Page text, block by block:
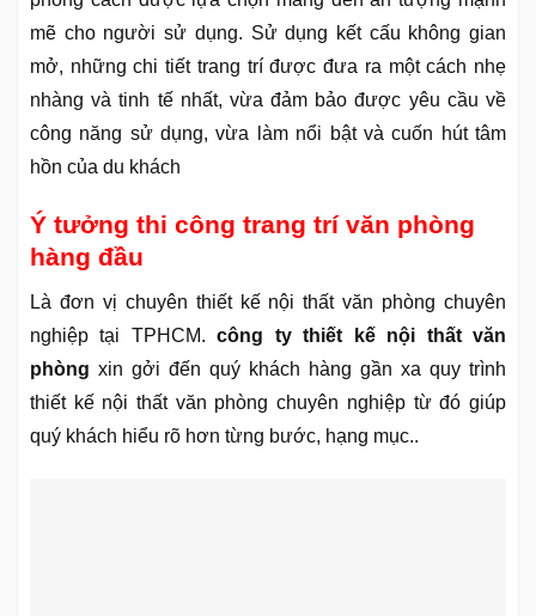
mẽ cho người sử dụng. Sử dụng kết cấu không gian
mở, những chi tiết trang trí được đưa ra một cách nhẹ
nhàng và tinh tế nhất, vừa đảm bảo được yêu cầu về
công năng sử dụng, vừa làm nổi bật và cuốn hút tâm
hồn của du khách
Ý tưởng thi công trang trí văn phòng
hàng đầu
Là đơn vị chuyên thiết kế nội thất văn phòng chuyên
nghiệp tại TPHCM.công ty thiết kế nội thất văn
phòng xin gởi đến quý khách hàng gần xa quy trình
thiết kế nội thất văn phòng chuyên nghiệp từ đó giúp
quý khách hiểu rõ hơn từng bước, hạng mục..